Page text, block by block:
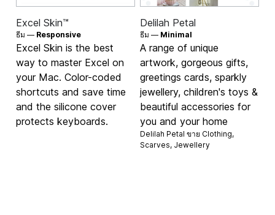
Excel Skin™
ธีม — Responsive
Excel Skin is the best
way to master Excel on
your Mac. Color-coded
shortcuts and save time
and the silicone cover
protects keyboards.
Delilah Petal
ธีม — Minimal
A range of unique
artwork, gorgeous gifts,
greetings cards, sparkly
jewellery, children's toys &
beautiful accessories for
you and your home
Delilah Petal ขาย Clothing,
Scarves, Jewellery